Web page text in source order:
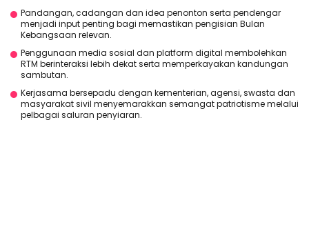
Pandangan, cadangan dan idea penonton serta pendengar
menjadi input penting bagi memastikan pengisian Bulan
Kebangsaan relevan.
Penggunaan media sosial dan platform digital membolehkan
RTM berinteraksi lebih dekat serta memperkayakan kandungan
sambutan.
Kerjasama bersepadu dengan kementerian, agensi, swasta dan
masyarakat sivil menyemarakkan semangat patriotisme melalui
pelbagai saluran penyiaran.